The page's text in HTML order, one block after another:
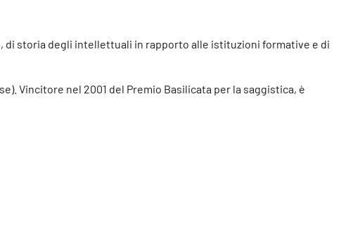
di storia degli intellettuali in rapporto alle istituzioni formative e di
Vincitore nel 2001 del Premio Basilicata per la saggistica, è